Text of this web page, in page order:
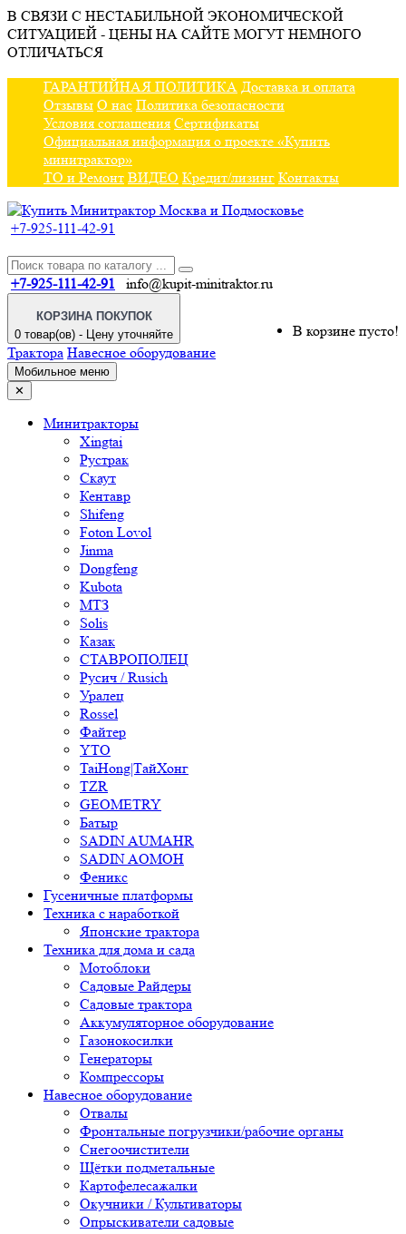
В СВЯЗИ С НЕСТАБИЛЬНОЙ ЭКОНОМИЧЕСКОЙ
СИТУАЦИЕЙ - ЦЕНЫ НА САЙТЕ МОГУТ НЕМНОГО
ОТЛИЧАТЬСЯ
ГАРАНТИЙНАЯ ПОЛИТИКА Доставка и оплата
Отзывы О нас Политика безопасности
Условия соглашения Сертификаты
Официальная информация о проекте «Купить
минитрактор»
ТО и Ремонт ВИДЕО Кредит/лизинг Контакты
+7-925-111-42-91
+7-925-111-42-91 info@kupit-minitraktor.ru
КОРЗИНА ПОКУПОК
0 товар(ов) - Цену уточняйте
В корзине пусто!
Трактора Навесное оборудование
Мобильное меню
✕
Минитракторы
Xingtai
Рустрак
Скаут
Кентавр
Shifeng
Foton Lovol
Jinma
Dongfeng
Kubota
МТЗ
Solis
Казак
СТАВРОПОЛЕЦ
Русич / Rusich
Уралец
Rossel
Файтер
YTO
TaiHong|ТайХонг
TZR
GEOMETRY
Батыр
SADIN AUMAHR
SADIN AOMOH
Феникс
Гусеничные платформы
Техника с наработкой
Японские трактора
Техника для дома и сада
Мотоблоки
Садовые Райдеры
Садовые трактора
Аккумуляторное оборудование
Газонокосилки
Генераторы
Компрессоры
Навесное оборудование
Отвалы
Фронтальные погрузчики/рабочие органы
Снегоочистители
Щётки подметальные
Картофелесажалки
Окучники / Культиваторы
Опрыскиватели садовые